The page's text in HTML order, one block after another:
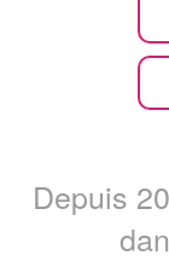
Depuis